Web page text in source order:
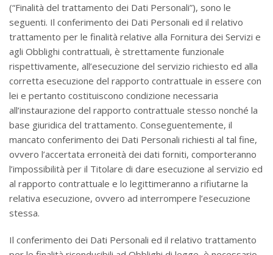
(“Finalità del trattamento dei Dati Personali”), sono le
seguenti. Il conferimento dei Dati Personali ed il relativo
trattamento per le finalità relative alla Fornitura dei Servizi e
agli Obblighi contrattuali, è strettamente funzionale
rispettivamente, all’esecuzione del servizio richiesto ed alla
corretta esecuzione del rapporto contrattuale in essere con
lei e pertanto costituiscono condizione necessaria
all’instaurazione del rapporto contrattuale stesso nonché la
base giuridica del trattamento. Conseguentemente, il
mancato conferimento dei Dati Personali richiesti al tal fine,
ovvero l’accertata erroneità dei dati forniti, comporteranno
l’impossibilità per il Titolare di dare esecuzione al servizio ed
al rapporto contrattuale e lo legittimeranno a rifiutarne la
relativa esecuzione, ovvero ad interrompere l’esecuzione
stessa.
Il conferimento dei Dati Personali ed il relativo trattamento